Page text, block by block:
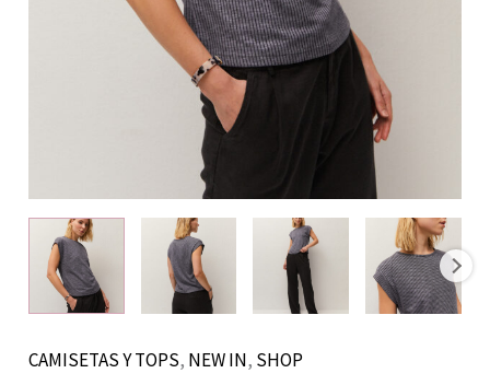
CAMISETAS Y TOPS, NEW IN, SHOP